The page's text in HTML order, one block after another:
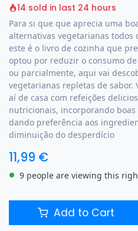
14 sold in last 24 hours
Para si que que aprecia uma
alternativas vegetarianas todos
este é o livro de cozinha que
optou por reduzir o consumo
ou parcialmente, aqui vai
vegetarianas repletas de sabor.
aí de casa com refeições
nutricionais, incorporando
dando preferência aos
diminuição do desperdício
11,99 €
9 people are viewing this
Add to Cart